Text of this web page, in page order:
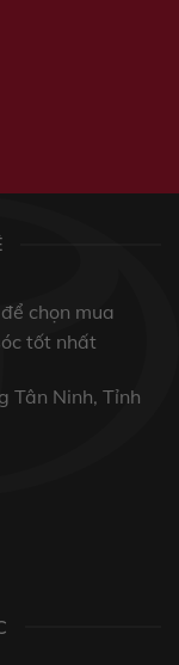
chọn mua
tốt nhất
Tân Ninh, Tỉnh